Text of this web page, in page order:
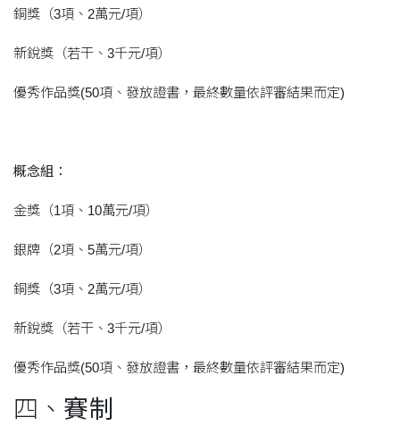
銅獎（3項、2萬元/項）
新銳獎（若干、3千元/項）
優秀作品獎(50項、發放證書，最終數量依評審結果而定)
概念組：
金獎（1項、10萬元/項）
銀牌（2項、5萬元/項）
銅獎（3項、2萬元/項）
新銳獎（若干、3千元/項）
優秀作品獎(50項、發放證書，最終數量依評審結果而定)
四、 賽制